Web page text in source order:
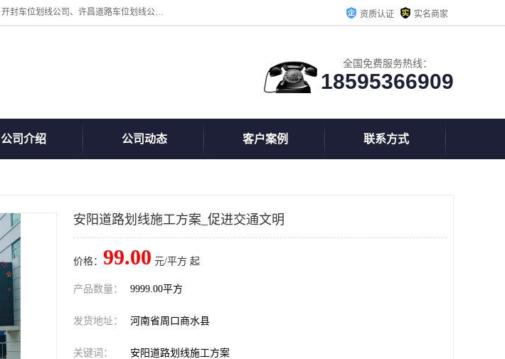
周口中为交通设施工程有限公司是一家洛阳道路划线公司、郑州道路划线公司、平顶山道路车位划线公司、开封车位划线公司、许昌道路车位划线公司、漯河道路车位划线公司，公司始终坚持“诚信、匠心、专注”的宗旨；我们的经营理念是：的服务。 资质认证 实名商家
全国免费服务热线：
18595366909
公司介绍 公司动态 客户案例 联系方式
安阳道路划线施工方案_促进交通文明
价格： 99.00 元/平方 起
产品数量： 9999.00平方
发货地址： 河南省周口商水县
关键词： 安阳道路划线施工方案